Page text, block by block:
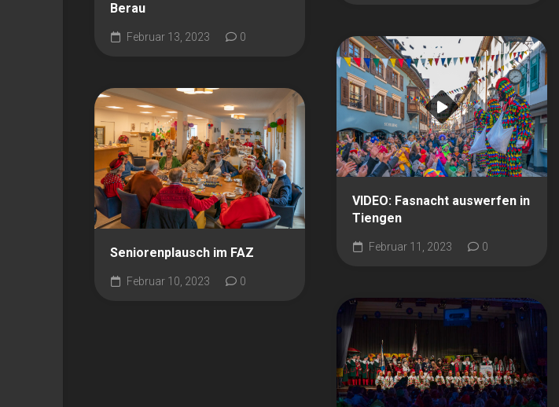
Berau
Februar 13, 2023 0
VIDEO: Fasnacht auswerfen in
Tiengen
Februar 11, 2023 0
Seniorenplausch im FAZ
Februar 10, 2023 0